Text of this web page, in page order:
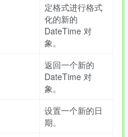
定格式进行格式
化的新的
DateTime 对
象。
返回一个新的
DateTime 对
象。
设置一个新的日
期。